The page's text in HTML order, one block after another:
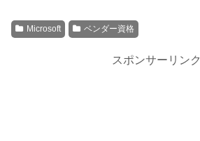
Dx 楽天koboを利用...
Microsoft ベンダー資格
スポンサーリンク